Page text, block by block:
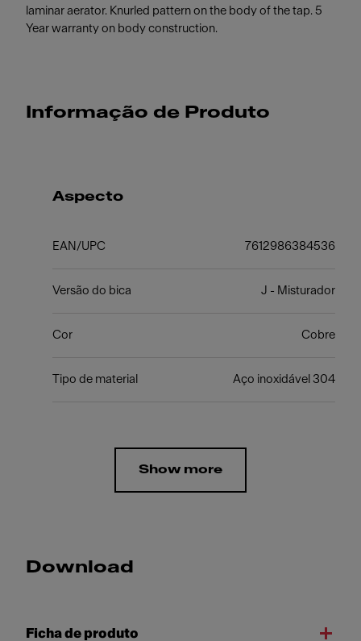
laminar aerator. Knurled pattern on the body of the tap. 5
Year warranty on body construction.
Informação de Produto
Aspecto
EAN/UPC 7612986384536
Versão do bica J - Misturador
Cor Cobre
Tipo de material Aço inoxidável 304
Show more
Download
Ficha de produto